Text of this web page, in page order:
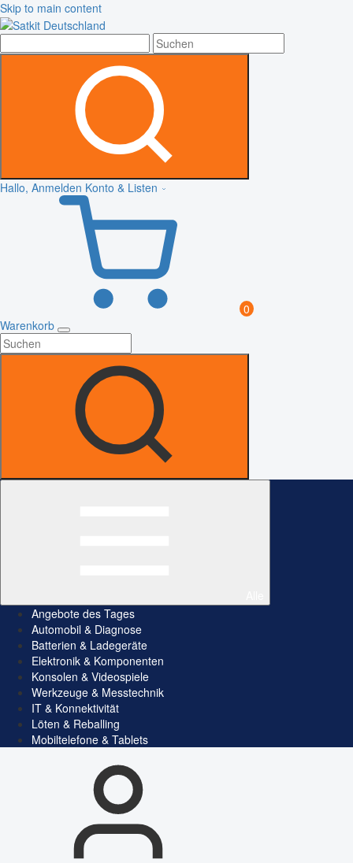
Skip to main content
Hallo, Anmelden Konto & Listen
0
Warenkorb
Angebote des Tages
Automobil & Diagnose
Batterien & Ladegeräte
Elektronik & Komponenten
Konsolen & Videospiele
Werkzeuge & Messtechnik
IT & Konnektivität
Löten & Reballing
Mobiltelefone & Tablets